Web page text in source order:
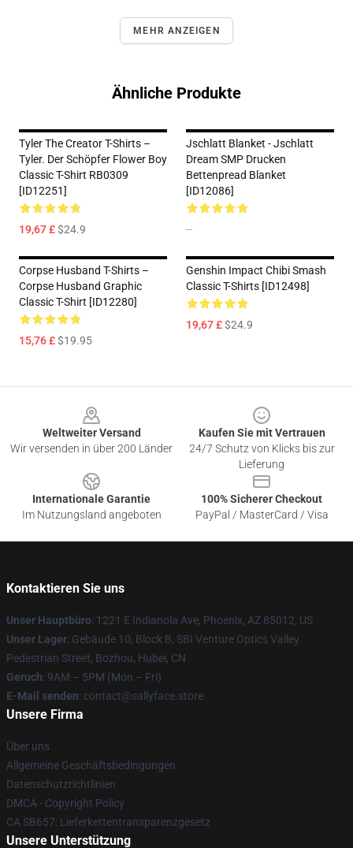
MEHR ANZEIGEN
Ähnliche Produkte
Tyler The Creator T-Shirts –
Tyler. Der Schöpfer Flower Boy
Classic T-Shirt RB0309
[ID12251]
19,67 £$24.9
Jschlatt Blanket - Jschlatt
Dream SMP Drucken
Bettenpread Blanket
[ID12086]
--
Corpse Husband T-Shirts –
Corpse Husband Graphic
Classic T-Shirt [ID12280]
15,76 £$19.95
Genshin Impact Chibi Smash
Classic T-Shirts [ID12498]
19,67 £$24.9
Weltweiter Versand
Wir versenden in über 200 Länder
Kaufen Sie mit Vertrauen
24/7 Schutz von Klicks bis zur
Lieferung
Internationale Garantie
Im Nutzungsland angeboten
100% Sicherer Checkout
PayPal / MasterCard / Visa
Kontaktieren Sie uns
Unser Hauptbüro: 1221 E Indianola Ave, Phoenix, AZ 85012, US
Unser Lager: Gebäude 10, Block B, SBI Venture Optics Valley
Pedestrian Street, Bozhou, Hubei, CN
Geruch: 9AM – 5PM (Mon – Fri)
E-Mail senden: contact@sallyface.store
Unsere Firma
Über uns
Allgemeine Geschäftsbedingungen
Datenschutzrichtlinien
DMCA - Copyright Policy
CA SB657: Lieferkettentransparenzgesetz
Unsere Unterstützung